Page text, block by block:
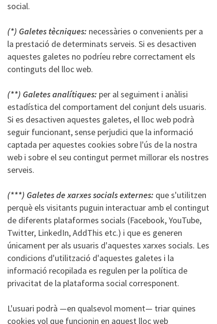
social.
(*) Galetes tècniques: necessàries o convenients per a
la prestació de determinats serveis. Si es desactiven
aquestes galetes no podríeu rebre correctament els
continguts del lloc web.
(**) Galetes analítiques: per al seguiment i anàlisi
estadística del comportament del conjunt dels usuaris.
Si es desactiven aquestes galetes, el lloc web podrà
seguir funcionant, sense perjudici que la informació
captada per aquestes cookies sobre l'ús de la nostra
web i sobre el seu contingut permet millorar els nostres
serveis.
(***) Galetes de xarxes socials externes: que s'utilitzen
perquè els visitants puguin interactuar amb el contingut
de diferents plataformes socials (Facebook, YouTube,
Twitter, LinkedIn, AddThis etc.) i que es generen
únicament per als usuaris d'aquestes xarxes socials. Les
condicions d'utilització d'aquestes galetes i la
informació recopilada es regulen per la política de
privacitat de la plataforma social corresponent.
L'usuari podrà —en qualsevol moment— triar quines
cookies vol que funcionin en aquest lloc web